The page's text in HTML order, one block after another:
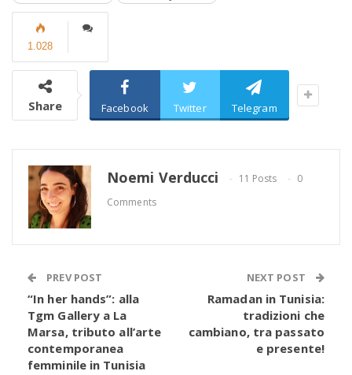
1.028
Share Facebook Twitter Telegram
Noemi Verducci 11 Posts
0
Comments
PREV POST
“In her hands”: alla
Tgm Gallery a La
Marsa, tributo all’arte
contemporanea
femminile in Tunisia
NEXT POST
Ramadan in Tunisia:
tradizioni che
cambiano, tra passato
e presente!